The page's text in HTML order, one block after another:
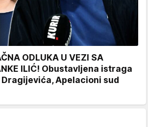
ODLUKA U VEZI SA
ILIĆ! Obustavljena istraga
Apelacioni sud